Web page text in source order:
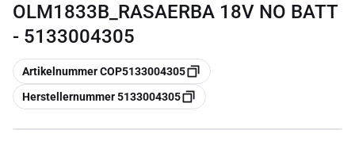
OLM1833B_RASAERBA 18V NO BATT
- 5133004305
Kopieren
Artikelnummer COP5133004305
Kopieren
Herstellernummer 5133004305